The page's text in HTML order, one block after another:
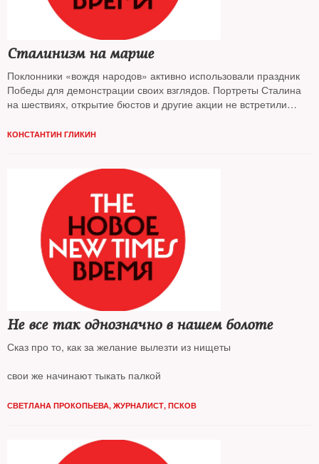
Сталинизм на марше
Поклонники «вождя народов» активно использовали праздник
Победы для демонстрации своих взглядов. Портреты Сталина
на шествиях, открытие бюстов и другие акции не встретили
КОНСТАНТИН ГЛИКИН
Не все так однозначно в нашем болоте
Сказ про то, как за желание вылезти из нищеты
свои же начинают тыкать палкой
СВЕТЛАНА ПРОКОПЬЕВА, ЖУРНАЛИСТ, ПСКОВ